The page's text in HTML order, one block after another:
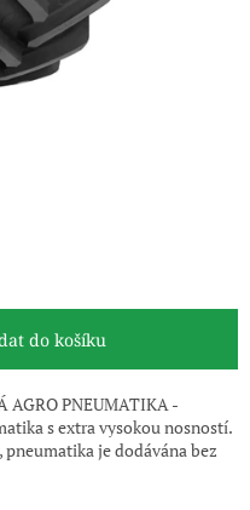
do košíku
AGRO PNEUMATIKA -
s extra vysokou nosností.
je dodávána bez